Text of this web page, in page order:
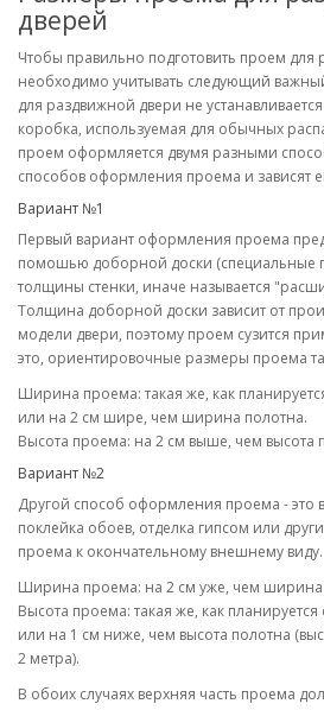
дверей
Чтобы правильно подготовить проем для
необходимо учитывать следующий
для раздвижной двери не
коробка, используемая для обычных
проем оформляется двумя разными
способов оформления проема и зависят
Вариант №1
Первый вариант оформления проема
помошью доборной доски (специальные
толщины стенки, иначе называется
Толщина доборной доски зависит от
модели двери, поэтому проем сузится
это, ориентировочные размеры проема
Ширина проема: такая же, как
или на 2 см шире, чем ширина полотна.
Высота проема: на 2 см выше, чем высота
Вариант №2
Другой способ оформления проема - это
поклейка обоев, отделка гипсом или
проема к окончательному внешнему виду.
Ширина проема: на 2 см уже, чем ширина
Высота проема: такая же, как планируется
или на 1 см ниже, чем высота полотна
2 метра).
В обоих случаях верхняя часть проема